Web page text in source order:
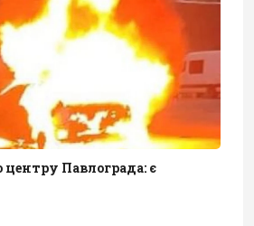
центру Павлограда: є